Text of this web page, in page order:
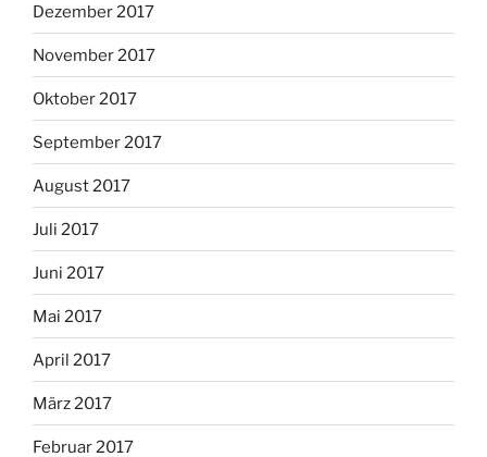
Dezember 2017
November 2017
Oktober 2017
September 2017
August 2017
Juli 2017
Juni 2017
Mai 2017
April 2017
März 2017
Februar 2017